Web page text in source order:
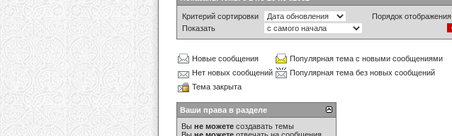
Критерий сортировки
Порядок отображения
Показать
Новые сообщения
Популярная тема с новыми сообщениями
Нет новых сообщений
Популярная тема без новых сообщений
Тема закрыта
Ваши права в разделе
Вы не можете создавать темы